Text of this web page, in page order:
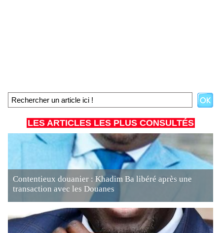
LES ARTICLES LES PLUS CONSULTÉS
Contentieux douanier : Khadim Ba libéré après une
transaction avec les Douanes